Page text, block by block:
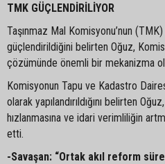
TMK GÜÇLENDİRİLİYOR
Taşınmaz Mal Komisyonu’nun (TMK)
güçlendirildiğini belirten Oğuz,
çözümünde önemli bir mekanizma
Komisyonun Tapu ve Kadastro
olarak yapılandırıldığını belirten
hızlanmasına ve idari verimliliğin
etti.
-Savaşan: “Ortak akıl reform